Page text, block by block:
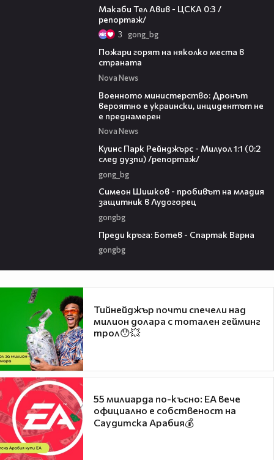
Макаби Тел Авив - ЦСКА 0:3 /
репортаж/
3 gong_bg
Пожари горят на няколко места в
страната
Nova News
Военното министерство: Дронът
вероятно е украински, инцидентът не
е преднамерен
Nova News
Куинс Парк Рейнджърс - Милуол 1:1 (0:2
след дузпи) /репортаж/
gong_bg
Симеон Шишков - пробивът на младия
защитник в Лудогорец
gongbg
Преди кръга: Ботев - Спартак Варна
gongbg
Тийнейджър почти спечели над
милион долара с тотален гейминг
трол😯💥
55 милиарда по-късно: EA вече
официално е собственост на
Саудитска Арабия💰